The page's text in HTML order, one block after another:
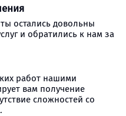
остались довольны
и обратились к нам за
работ нашими
вам получение
сложностей со